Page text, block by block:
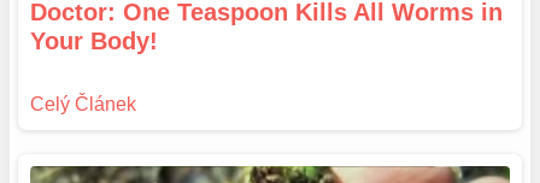
Doctor: One Teaspoon Kills All Worms in
Your Body!